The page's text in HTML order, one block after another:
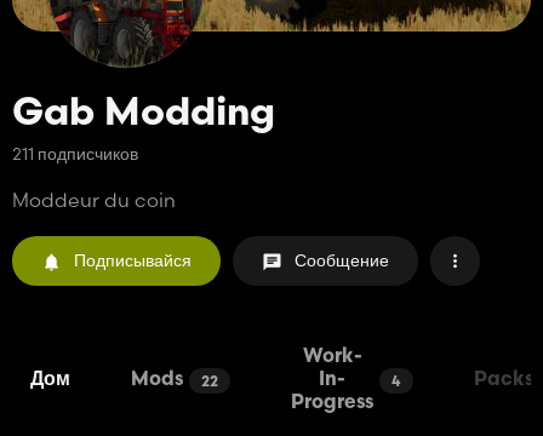
Gab Modding
211 подписчиков
Moddeur du coin
Подписывайся Сообщение
Дом Mods 22
Work-
In-
Progress
4 Packs